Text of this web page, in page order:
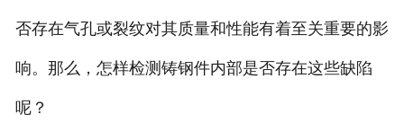
生产能力
否存在气孔或裂纹对其质量和性能有着至关重要的影
响。那么，怎样检测铸钢件内部是否存在这些缺陷
呢？